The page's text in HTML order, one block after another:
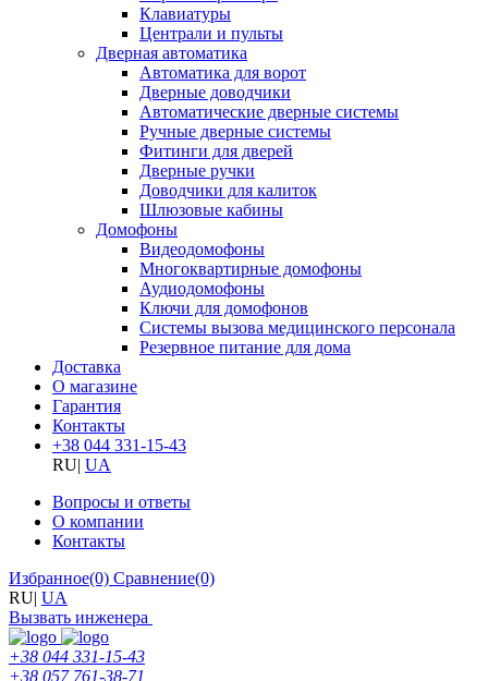
Клавиатуры
Централи и пульты
Дверная автоматика
Автоматика для ворот
Дверные доводчики
Автоматические дверные системы
Ручные дверные системы
Фитинги для дверей
Дверные ручки
Доводчики для калиток
Шлюзовые кабины
Домофоны
Видеодомофоны
Многоквартирные домофоны
Аудиодомофоны
Ключи для домофонов
Системы вызова медицинского персонала
Резервное питание для дома
Доставка
О магазине
Гарантия
Контакты
+38 044 331-15-43
RU| UA
Вопросы и ответы
О компании
Контакты
Избранное(0) Сравнение(0)
RU| UA
Вызвать инженера
+38 044 331-15-43
+38 057 761-38-71